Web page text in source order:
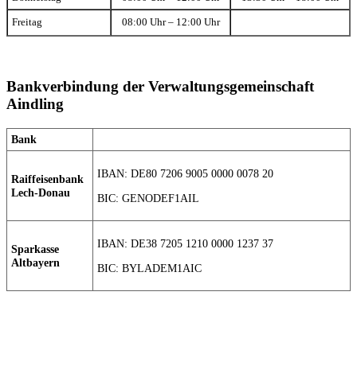
Freitag 08:00 Uhr – 12:00 Uhr
Bankverbindung der Verwaltungsgemeinschaft
Aindling
Bank
Raiffeisenbank
Lech-Donau
IBAN: DE80 7206 9005 0000 0078 20
BIC: GENODEF1AIL
Sparkasse
Altbayern
IBAN: DE38 7205 1210 0000 1237 37
BIC: BYLADEM1AIC